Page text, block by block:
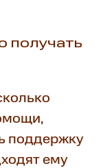
получать
поддержку
ему